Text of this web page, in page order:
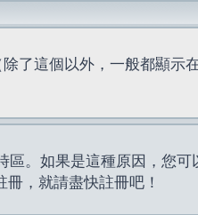
了這個以外，一般都顯示
。如果是這種原因，您
，就請盡快註冊吧！